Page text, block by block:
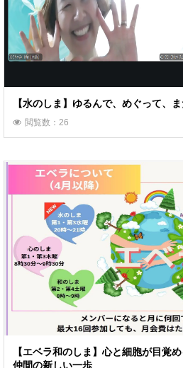
【水のしま】ゆるんで、めぐって、
閲覧数：26
【エベラ和のしま】心と細胞が目覚
仲間の新しい一歩